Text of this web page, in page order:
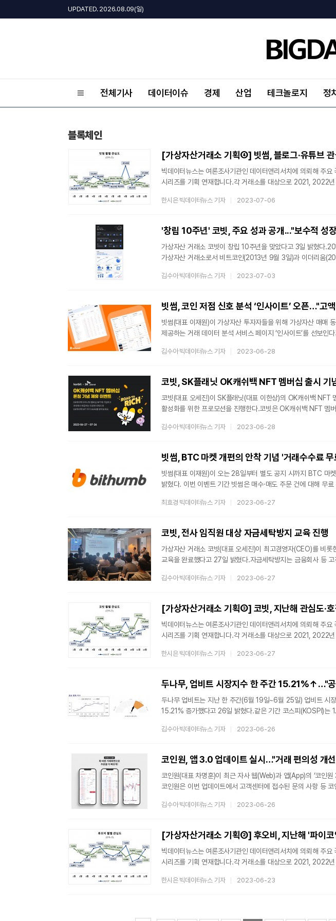
UPDATED. 2026.08.09(일)
전체기사 데이터이슈 경제 산업 테크놀로지 정
블록체인
빅데이터뉴스는 여론조사기관인 데이터앤리서치에 의뢰해 주
시리즈를 기획 연재합니다.각 거래소를 대상으로 2021, 2022
이번 4회차에는 '빗썸'을 분석합니다. 이후에는 코인원과 업비트
수준을 유지해, 선방한 것으로 나타났다.6일 데이터앤리서치는 뉴
한시은 빅데이터뉴스 기자 2023-07-06
'창립 10주년' 코빗, 주요 성과 공개..."보수적 성
가상자산 거래소 코빗이 창립 10주년을 맞았다고 3일 밝혔다
가상자산 거래소로서 비트코인(2013년 9월 3일)과 이더리움
지난해 1월 코빗은 법인 대상 실명계좌를 발급하면서 법인이 가
거래소의 운영 건전성이 화두로 떠올랐다. 이에 코빗은 내부 통
김수아 빅데이터뉴스 기자 2023-07-03
빗썸, 코인 저점 신호 분석 ‘인사이트’ 오픈…"고
빗썸(대표 이재원)이 가상자산 투자자들을 위해 가상자산 매매
제공하는 거래 데이터 분석 서비스 페이지 ‘인사이트’를 선보인
가상자산거래소 최초의 소셜 트레이딩 서비스다.먼저 ‘인사이트
자산규모 상위 800명 회원이 전일 매수한 가상자산 종류와 그
수 있게
김수아 빅데이터뉴스 기자 2023-06-28
코빗(대표 오세진)이 SK플래닛(대표 이한상)의 OK캐쉬백 NFT
활성화를 위한 프로모션을 진행한다.코빗은 OK캐쉬백 NFT 멤
OK캐쉬백 NFT 멤버십 서비스인 로드투리치를 새롭게 선보였
로드투리치에서도 코빗 고객들을 대상으로 AVAX(아발란체) 코
두 회사는
김수아 빅데이터뉴스 기자 2023-06-28
빗썸, BTC 마켓 개편의 안착 기념 '거래수수료 무
빗썸(대표 이재원)이 오는 28일부터 별도 공지 시까지 BTC 마
밝혔다. 이번 이벤트 기간 빗썸은 매수·매도 주문 건에 대해 무
빗썸측은 설명했다.
최효경 빅데이터뉴스 기자 2023-06-27
코빗, 전사 임직원 대상 자금세탁방지 교육 진행
가상자산 거래소 코빗(대표 오세진)이 최고경영자(CEO)를 비
교육을 완료했다고 27일 밝혔다.자금세탁방지는 금융회사 등
‘특정금융거래정보의 이용 및 보고에 관한 법률(특금법)’에 발맞
코빗의 전사 자금세탁방지 교육 프로그램은 두 가지로 진행됐
자금세탁
김수아 빅데이터뉴스 기자 2023-06-27
빅데이터뉴스는 여론조사기관인 데이터앤리서치에 의뢰해 주
시리즈를 기획 연재합니다.각 거래소를 대상으로 2021, 2022
3회차에는 '코빗'을 분석합니다. 이후 빗썸, 코인원, 업비트 등을
높아진 것으로 나타났다. 같은해 호감도도 직전연도인 2021년
것은 '
한시은 빅데이터뉴스 기자 2023-06-27
두나무, 업비트 시장지수 한 주간 15.21%↑…"공
두나무 업비트는 지난 한 주간(6월 19일~6월 25일) 업비트
15.21% 증가했다고 26일 밝혔다.같은 기간 코스피(KOSPI)는
김수아 빅데이터뉴스 기자 2023-06-26
코인원, 앱 3.0 업데이트 실시…"거래 편의성 개
코인원(대표 차명훈)이 최근 자사 웹(Web)과 앱(App)의 ‘코인
코인원은 이번 업데이트에서 고객센터에 접수된 문의 사항 등
끌어올리는 데 중점을 뒀다는 것이 회사측 설명이다. 이번 업데
김수아 빅데이터뉴스 기자 2023-06-26
빅데이터뉴스는 여론조사기관인 데이터앤리서치에 의뢰해 주
시리즈를 기획 연재합니다.각 거래소를 대상으로 2021, 2022
분석합니다. 이후 코빗, 빗썸, 코인원, 업비트 등을 분석할 예정
한시은 빅데이터뉴스 기자 2023-06-23